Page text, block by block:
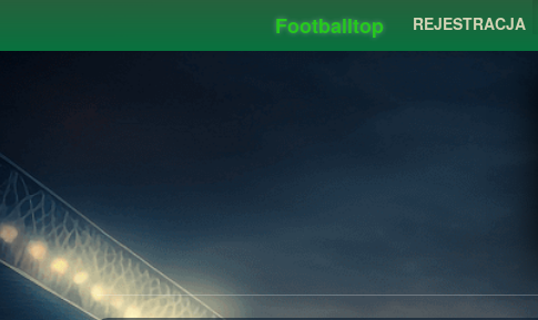
Footballtop REJESTRACJA